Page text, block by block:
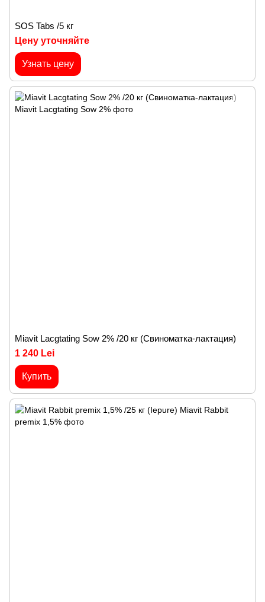
SOS Tabs /5 кг
Цену уточняйте
Узнать цену
Miavit Lacgtating Sow 2% /20 кг (Свиноматка-лактация)
1 240 Lei
Купить